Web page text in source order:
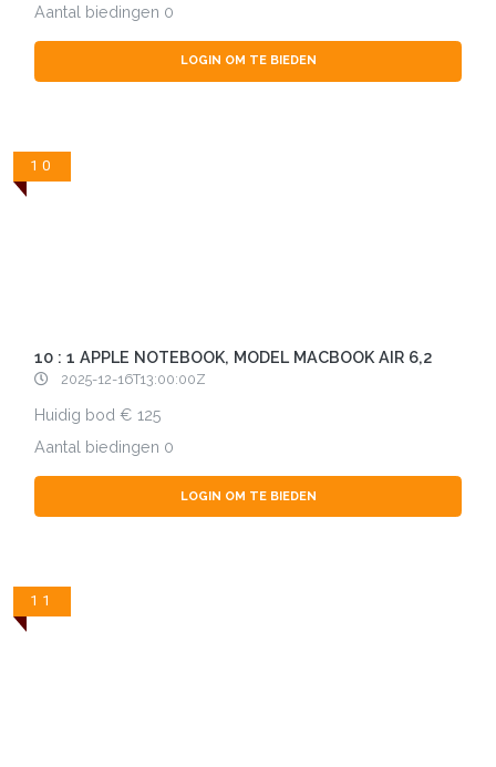
Aantal biedingen 0
LOGIN OM TE BIEDEN
10
10 : 1 APPLE NOTEBOOK, MODEL MACBOOK AIR 6,2
2025-12-16T13:00:00Z
Huidig bod
125
Aantal biedingen 0
LOGIN OM TE BIEDEN
11